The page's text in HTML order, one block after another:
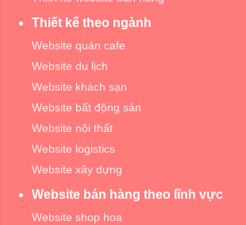
Thiết kế theo ngành
Website quán cafe
Website du lịch
Website khách sạn
Website bất động sản
Website nội thất
Website logistics
Website xây dựng
Website bán hàng theo lĩnh vực
Website shop hoa